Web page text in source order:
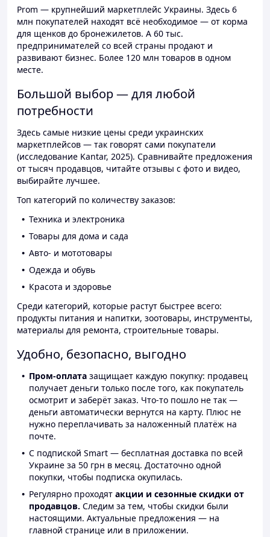
Prom — крупнейший маркетплейс Украины. Здесь 6
млн покупателей находят всё необходимое — от корма
для щенков до бронежилетов. А 60 тыс.
предпринимателей со всей страны продают и
развивают бизнес. Более 120 млн товаров в одном
месте.
Большой выбор — для любой
потребности
Здесь самые низкие цены среди украинских
маркетплейсов — так говорят сами покупатели
(исследование Kantar, 2025). Сравнивайте предложения
от тысяч продавцов, читайте отзывы с фото и видео,
выбирайте лучшее.
Топ категорий по количеству заказов:
Техника и электроника
Товары для дома и сада
Авто- и мототовары
Одежда и обувь
Красота и здоровье
Среди категорий, которые растут быстрее всего:
продукты питания и напитки, зоотовары, инструменты,
материалы для ремонта, строительные товары.
Удобно, безопасно, выгодно
Пром-оплата защищает каждую покупку: продавец
получает деньги только после того, как покупатель
осмотрит и заберёт заказ. Что-то пошло не так —
деньги автоматически вернутся на карту. Плюс не
нужно переплачивать за наложенный платёж на
почте.
С подпиской Smart — бесплатная доставка по всей
Украине за 50 грн в месяц. Достаточно одной
покупки, чтобы подписка окупилась.
Регулярно проходят акции и сезонные скидки от
продавцов. Следим за тем, чтобы скидки были
настоящими. Актуальные предложения — на
главной странице или в приложении.